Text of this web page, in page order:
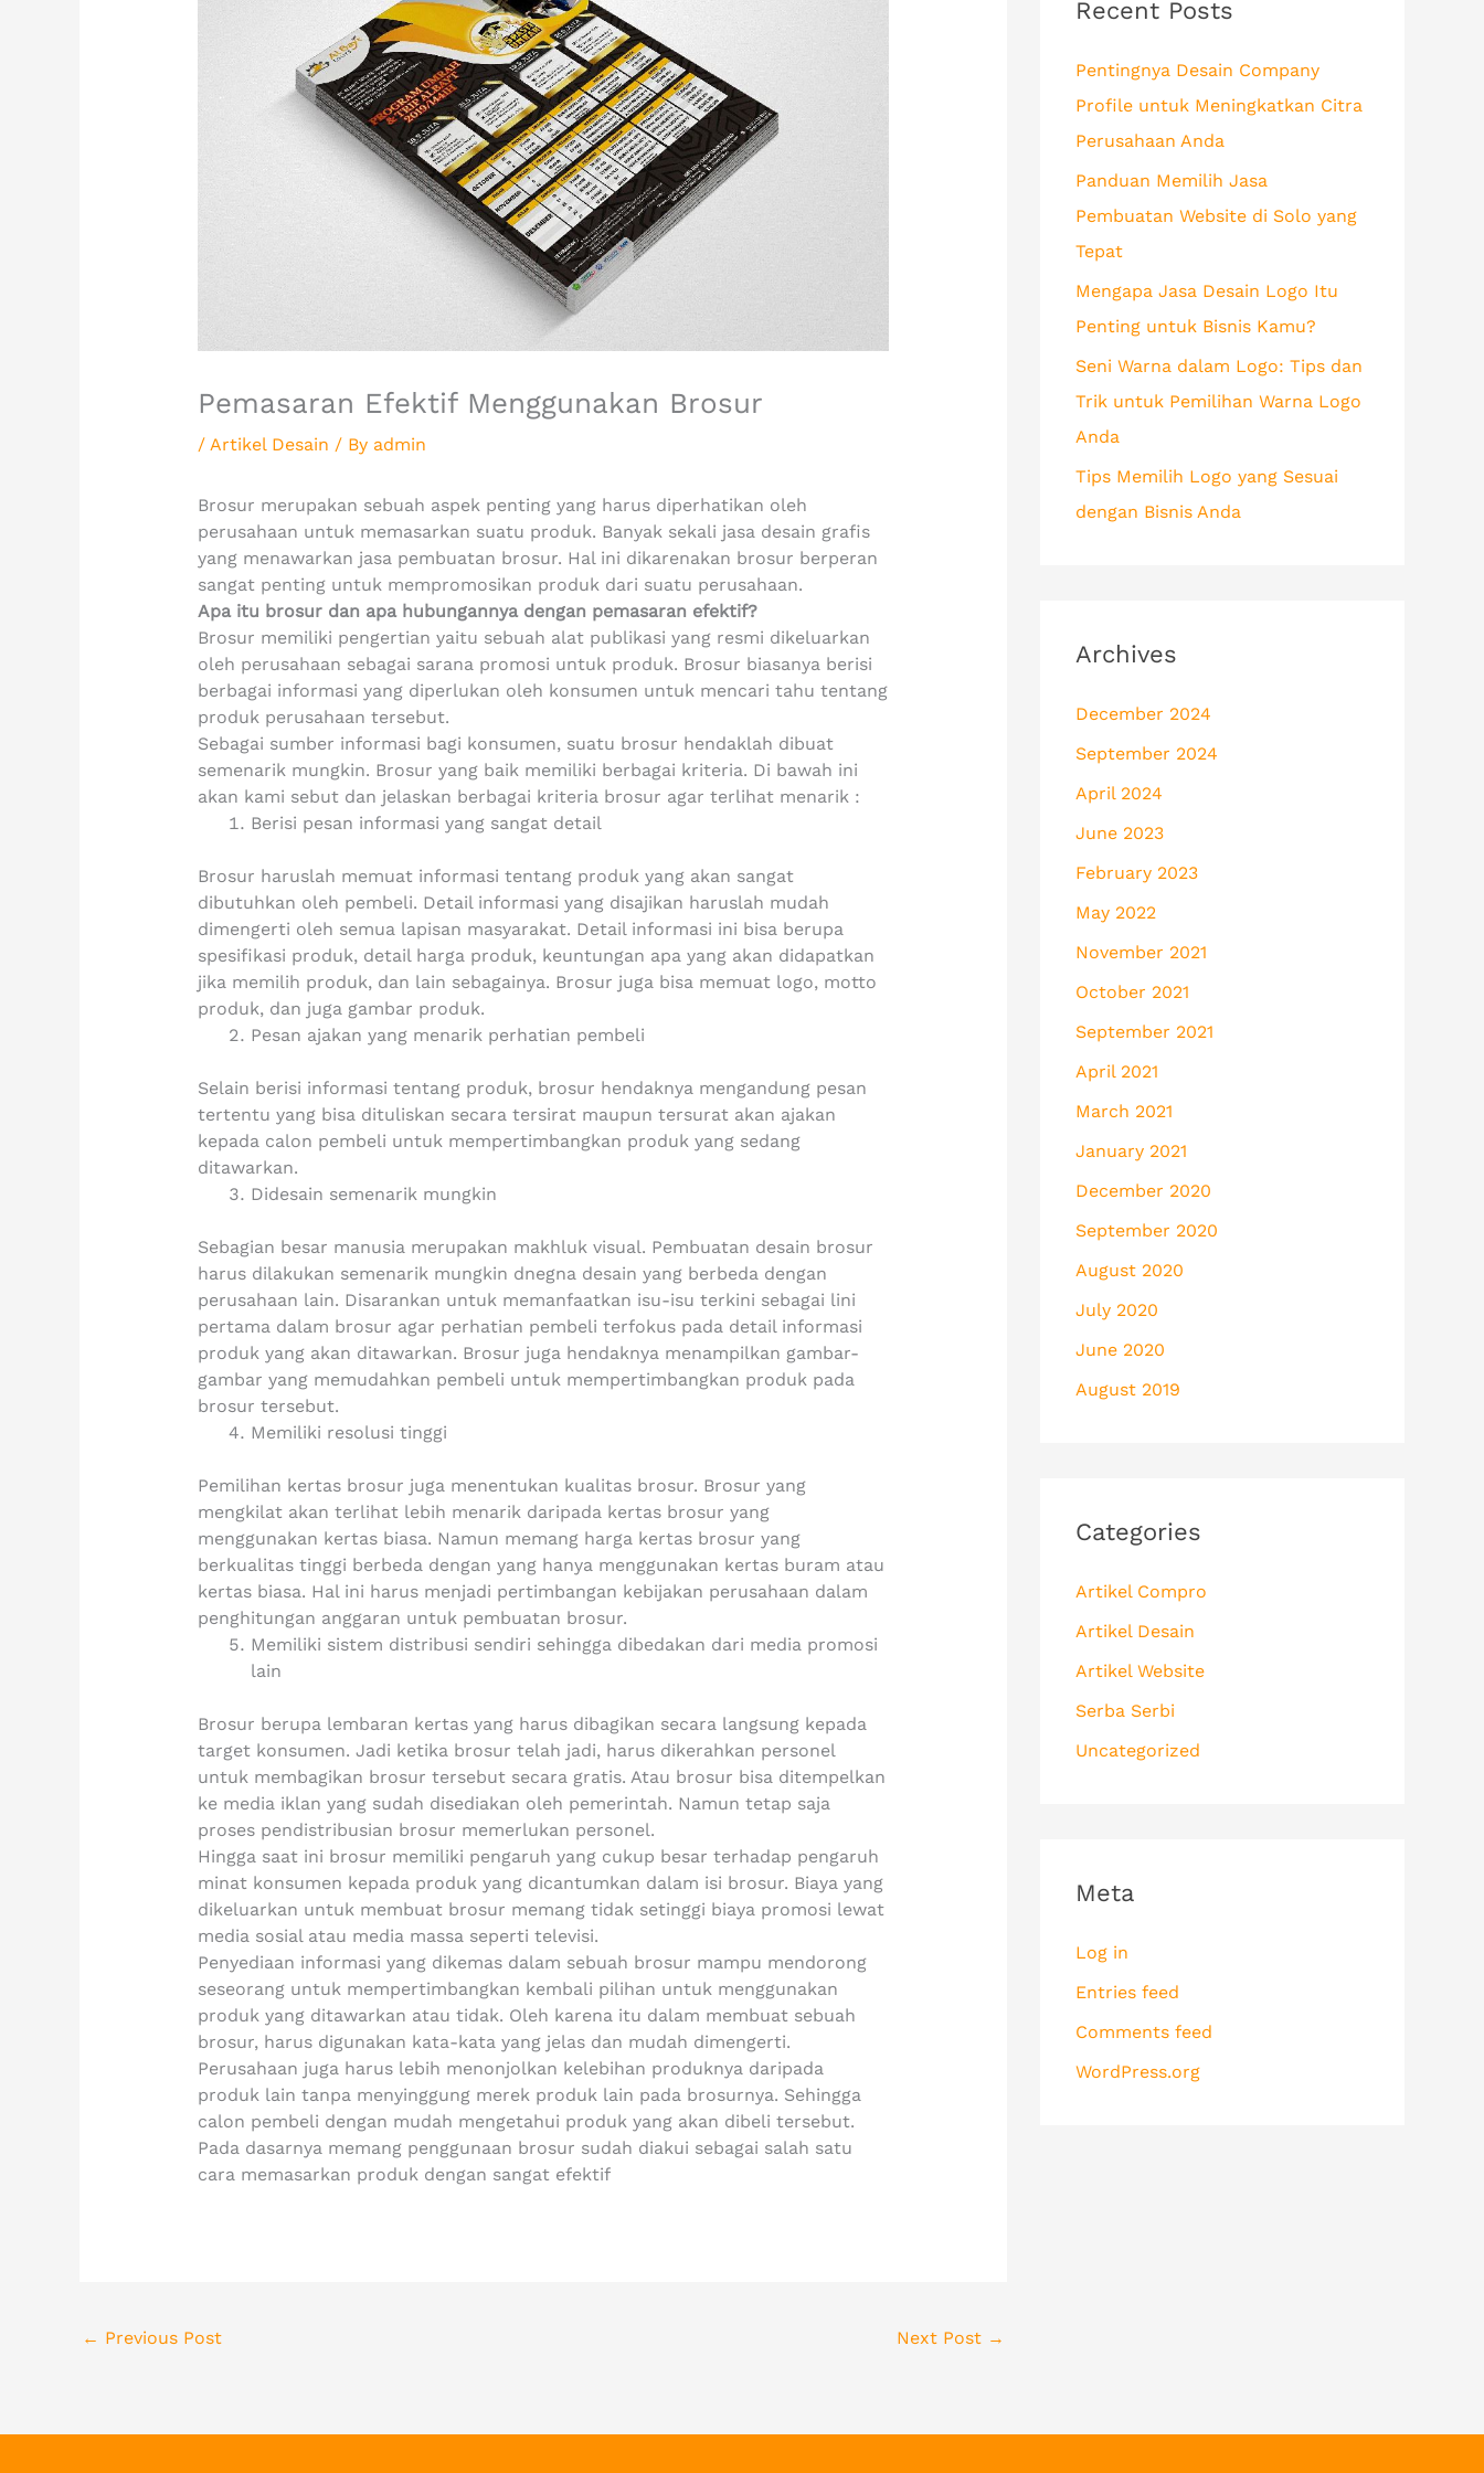
Pemasaran Efektif Menggunakan Brosur
/ Artikel Desain / By admin
Brosur merupakan sebuah aspek penting yang harus diperhatikan oleh
perusahaan untuk memasarkan suatu produk. Banyak sekali jasa desain grafis
yang menawarkan jasa pembuatan brosur. Hal ini dikarenakan brosur berperan
sangat penting untuk mempromosikan produk dari suatu perusahaan.
Apa itu brosur dan apa hubungannya dengan pemasaran efektif?
Brosur memiliki pengertian yaitu sebuah alat publikasi yang resmi dikeluarkan
oleh perusahaan sebagai sarana promosi untuk produk. Brosur biasanya berisi
berbagai informasi yang diperlukan oleh konsumen untuk mencari tahu tentang
produk perusahaan tersebut.
Sebagai sumber informasi bagi konsumen, suatu brosur hendaklah dibuat
semenarik mungkin. Brosur yang baik memiliki berbagai kriteria. Di bawah ini
akan kami sebut dan jelaskan berbagai kriteria brosur agar terlihat menarik :
Berisi pesan informasi yang sangat detail
Brosur haruslah memuat informasi tentang produk yang akan sangat
dibutuhkan oleh pembeli. Detail informasi yang disajikan haruslah mudah
dimengerti oleh semua lapisan masyarakat. Detail informasi ini bisa berupa
spesifikasi produk, detail harga produk, keuntungan apa yang akan didapatkan
jika memilih produk, dan lain sebagainya. Brosur juga bisa memuat logo, motto
produk, dan juga gambar produk.
Pesan ajakan yang menarik perhatian pembeli
Selain berisi informasi tentang produk, brosur hendaknya mengandung pesan
tertentu yang bisa dituliskan secara tersirat maupun tersurat akan ajakan
kepada calon pembeli untuk mempertimbangkan produk yang sedang
ditawarkan.
Didesain semenarik mungkin
Sebagian besar manusia merupakan makhluk visual. Pembuatan desain brosur
harus dilakukan semenarik mungkin dnegna desain yang berbeda dengan
perusahaan lain. Disarankan untuk memanfaatkan isu-isu terkini sebagai lini
pertama dalam brosur agar perhatian pembeli terfokus pada detail informasi
produk yang akan ditawarkan. Brosur juga hendaknya menampilkan gambar-
gambar yang memudahkan pembeli untuk mempertimbangkan produk pada
brosur tersebut.
Memiliki resolusi tinggi
Pemilihan kertas brosur juga menentukan kualitas brosur. Brosur yang
mengkilat akan terlihat lebih menarik daripada kertas brosur yang
menggunakan kertas biasa. Namun memang harga kertas brosur yang
berkualitas tinggi berbeda dengan yang hanya menggunakan kertas buram atau
kertas biasa. Hal ini harus menjadi pertimbangan kebijakan perusahaan dalam
penghitungan anggaran untuk pembuatan brosur.
Memiliki sistem distribusi sendiri sehingga dibedakan dari media promosi
lain
Brosur berupa lembaran kertas yang harus dibagikan secara langsung kepada
target konsumen. Jadi ketika brosur telah jadi, harus dikerahkan personel
untuk membagikan brosur tersebut secara gratis. Atau brosur bisa ditempelkan
ke media iklan yang sudah disediakan oleh pemerintah. Namun tetap saja
proses pendistribusian brosur memerlukan personel.
Hingga saat ini brosur memiliki pengaruh yang cukup besar terhadap pengaruh
minat konsumen kepada produk yang dicantumkan dalam isi brosur. Biaya yang
dikeluarkan untuk membuat brosur memang tidak setinggi biaya promosi lewat
media sosial atau media massa seperti televisi.
Penyediaan informasi yang dikemas dalam sebuah brosur mampu mendorong
seseorang untuk mempertimbangkan kembali pilihan untuk menggunakan
produk yang ditawarkan atau tidak. Oleh karena itu dalam membuat sebuah
brosur, harus digunakan kata-kata yang jelas dan mudah dimengerti.
Perusahaan juga harus lebih menonjolkan kelebihan produknya daripada
produk lain tanpa menyinggung merek produk lain pada brosurnya. Sehingga
calon pembeli dengan mudah mengetahui produk yang akan dibeli tersebut.
Pada dasarnya memang penggunaan brosur sudah diakui sebagai salah satu
cara memasarkan produk dengan sangat efektif
← Previous Post Next Post →
c
f
o
r
:
Recent Posts
Pentingnya Desain Company
Profile untuk Meningkatkan Citra
Perusahaan Anda
Panduan Memilih Jasa
Pembuatan Website di Solo yang
Tepat
Mengapa Jasa Desain Logo Itu
Penting untuk Bisnis Kamu?
Seni Warna dalam Logo: Tips dan
Trik untuk Pemilihan Warna Logo
Anda
Tips Memilih Logo yang Sesuai
dengan Bisnis Anda
Archives
December 2024
September 2024
April 2024
June 2023
February 2023
May 2022
November 2021
October 2021
September 2021
April 2021
March 2021
January 2021
December 2020
September 2020
August 2020
July 2020
June 2020
August 2019
Categories
Artikel Compro
Artikel Desain
Artikel Website
Serba Serbi
Uncategorized
Meta
Log in
Entries feed
Comments feed
WordPress.org